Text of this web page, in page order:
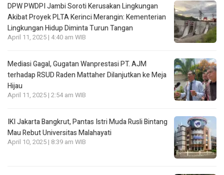
DPW PWDPI Jambi Soroti Kerusakan Lingkungan
Akibat Proyek PLTA Kerinci Merangin: Kementerian
Lingkungan Hidup Diminta Turun Tangan
April 11, 2025 | 4:40 am WIB
Mediasi Gagal, Gugatan Wanprestasi PT. AJM
terhadap RSUD Raden Mattaher Dilanjutkan ke Meja
Hijau
April 11, 2025 | 2:54 am WIB
IKI Jakarta Bangkrut, Pantas Istri Muda Rusli Bintang
Mau Rebut Universitas Malahayati
April 10, 2025 | 8:39 am WIB